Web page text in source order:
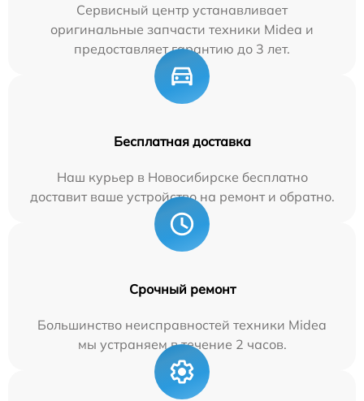
Сервисный центр устанавливает
оригинальные запчасти техники Midea и
предоставляет гарантию до 3 лет.
Бесплатная доставка
Наш курьер в Новосибирске бесплатно
доставит ваше устройство на ремонт и обратно.
Срочный ремонт
Большинство неисправностей техники Midea
мы устраняем в течение 2 часов.